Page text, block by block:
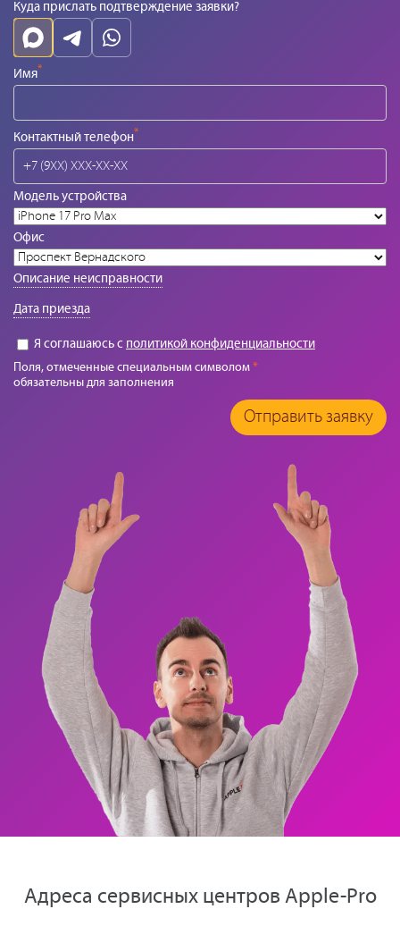
Куда прислать подтверждение заявки?
Имя*
Контактный телефон*
Модель устройства
Офис
Описание неисправности
Дата приезда
Я соглашаюсь с политикой конфиденциальности
Поля, отмеченные специальным символом*
обязательны для заполнения
Отправить заявку
Адреса сервисных центров Apple-Pro